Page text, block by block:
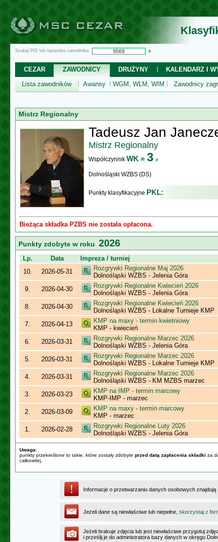
Szukaj PID lub nazwisko zawodnika:
CEZAR ZAWODNICY DRUŻYNY
KALENDARZ I
Lista zawodników
Awansy WGM, WLM, WIM Zawodnicy
Mistrz Regionalny
Tadeusz Jan
Mistrz Regionalny
Współczynnik WK = 3
Dolnośląski WZBS (DS)
Punkty klasyfikacyjne PKL:
Bieżąca składka PZBS nie została opłacona.
Punkty zdobyte w roku 2026
Lp. Data
Impreza / turniej
10.
2026-05-31
Rozgrywki Regionalne Maj 2026
Dolnośląski WZBS - Jelenia Góra
9.
2026-04-30
Rozgrywki Regionalne Kwiecień 2026
Dolnośląski WZBS - Jelenia Góra
8.
2026-04-30
Rozgrywki Regionalne Kwiecień 2026
Dolnośląski WZBS - Lokalne Turnieje KMP
7.
2026-04-13
KMP na maxy - termin kwietniowy
KMP - kwiecień
6.
2026-03-31
Rozgrywki Regionalne Marzec 2026
Dolnośląski WZBS - Jelenia Góra
5.
2026-03-31
Rozgrywki Regionalne Marzec 2026
Dolnośląski WZBS - Lokalne Turnieje KMP
4.
2026-03-31
Rozgrywki Regionalne Marzec 2026
Dolnośląski WZBS - KM MZBS marzec
3.
2026-03-23
KMP na IMP - termin marcowy
KMP-IMP - marzec
2.
2026-03-09
KMP na maxy - termin marcowy
KMP - marzec
1.
2026-02-28
Rozgrywki Regionalne Luty 2026
Dolnośląski WZBS - Jelenia Góra
Uwaga:
punkty przekreślone to takie, które zostały zdobyte przed datą zapłacenia składki za
całkowitej.
Informacje o przetwarzaniu danych osobowych
Jeżeli dane są niewłaściwe lub niepełne, skorzystaj z
Jeżeli brakuje zdjęcia lub jest niewłaściwe przygotuj
i prześlij je do administratora bazy danych w okręgu